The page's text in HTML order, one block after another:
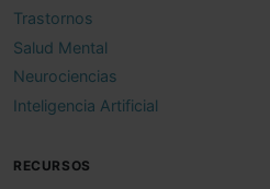
Trastornos
Salud Mental
Neurociencias
Inteligencia Artificial
RECURSOS